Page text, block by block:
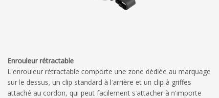
Enrouleur rétractable
L'enrouleur rétractable comporte une zone dédiée au marquage
sur le dessus, un clip standard à l'arrière et un clip à griffes
attaché au cordon, qui peut facilement s'attacher à n'importe